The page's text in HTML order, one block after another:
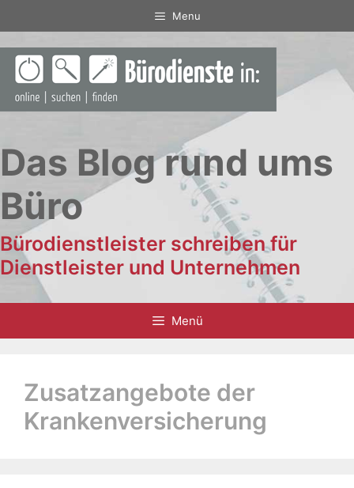
Inhalt
springen
Menu
Das Blog rund ums
Büro
Bürodienstleister schreiben für
Dienstleister und Unternehmen
Menü
Zusatzangebote der
Krankenversicherung